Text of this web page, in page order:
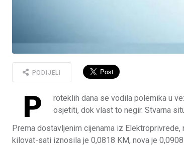
PODIJELI
P
roteklih dana se vodila polemika u
osjetiti, dok vlast to negir. Stvarna
Prema dostavljenim cijenama iz
kilovat-sati iznosila je 0,0818 KM, nova je